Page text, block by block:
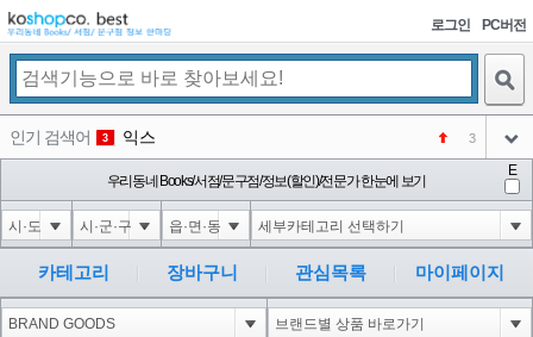
로그인 PC버전
인기 검색어 3 익스 3
미끄럼방지
아이콘
5 대성설렁탕
아이콘
6 1'||DBMS_PIPE.RECEIVE_MESSAGE(CHR(98)||CHR(98)||CHR(98),15)||'
아이콘
0
1 1
아이콘
0
우리동네 Books/서점/문구점/정보(할인)/전문가 한눈에 보기
E
카테고리 장바구니 관심목록 마이페이지